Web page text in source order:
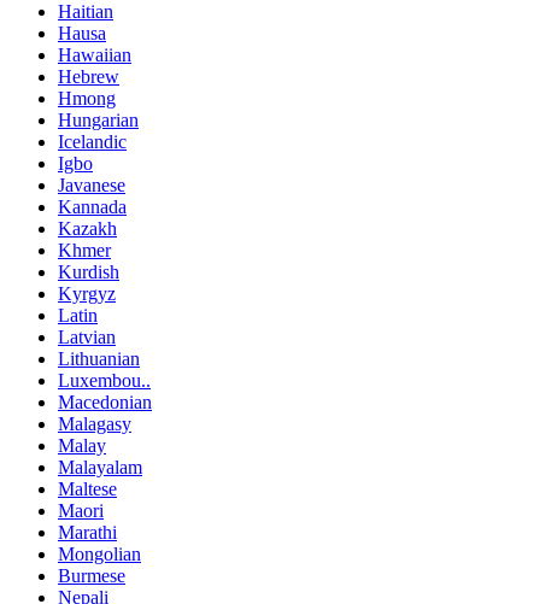
Haitian
Hausa
Hawaiian
Hebrew
Hmong
Hungarian
Icelandic
Igbo
Javanese
Kannada
Kazakh
Khmer
Kurdish
Kyrgyz
Latin
Latvian
Lithuanian
Luxembou..
Macedonian
Malagasy
Malay
Malayalam
Maltese
Maori
Marathi
Mongolian
Burmese
Nepali